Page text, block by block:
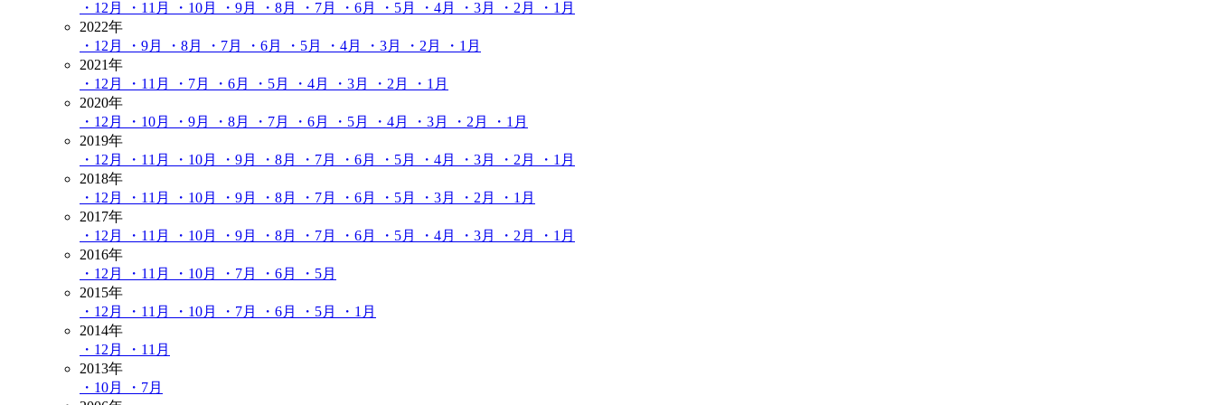
・12月
・11月 ・10月 ・9月 ・8月 ・7月 ・6月 ・5月 ・4月 ・3月 ・2月
・1月
2022年
・12月
・9月 ・8月 ・7月 ・6月 ・5月 ・4月 ・3月 ・2月
・1月
2021年
・12月
・11月 ・7月 ・6月 ・5月 ・4月 ・3月 ・2月
・1月
2020年
・12月
・10月 ・9月 ・8月 ・7月 ・6月 ・5月 ・4月 ・3月 ・2月
・1月
2019年
・12月
・11月 ・10月 ・9月 ・8月 ・7月 ・6月 ・5月 ・4月 ・3月 ・2月
・1月
2018年
・12月
・11月 ・10月 ・9月 ・8月 ・7月 ・6月 ・5月 ・3月 ・2月
・1月
2017年
・12月
・11月 ・10月 ・9月 ・8月 ・7月 ・6月 ・5月 ・4月 ・3月 ・2月
・1月
2016年
・12月
・11月 ・10月 ・7月 ・6月
・5月
2015年
・12月
・11月 ・10月 ・7月 ・6月 ・5月
・1月
2014年
・12月
・11月
2013年
・10月
・7月